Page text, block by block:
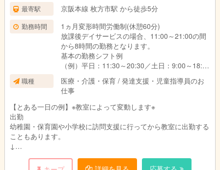
■試用期間3ヶ月あり。
期間中の待遇に変更はありません。
最寄駅 京阪本線 枚方市駅 から徒歩5分
勤務時間
1ヵ月変形時間労働制(休憩60分)
放課後デイサービスの場合、11:00～21:00の間
から8時間の勤務となります。
基本の勤務シフト例
（例）平日：11:30～20:30／土日：9:00～18:00
※働き方や対象のお子さま、教室によって異なり
ます。
職種
医療・介護・保育 / 発達支援・児童指導員のお
仕事
【とある一日の例】※教室によって変動します※
出勤
幼稚園・保育園や小学校に訪問支援に行ってから教室に出勤する
こともあります。
↓
指導準備
個別支援計画に沿って指導の準備をします。